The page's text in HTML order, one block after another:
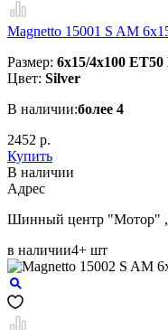
Magnetto 15001 S AM
Размер: 6x15/4x100 ET50
Цвет: Silver
В наличии:более 4
2452 р.
Купить
В наличии
Aдрес
Шинный центр "Мотор" ,
в наличии4+ шт